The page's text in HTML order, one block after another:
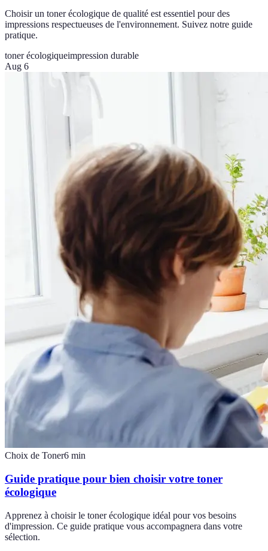
Choisir un toner écologique de qualité est essentiel pour des
impressions respectueuses de l'environnement. Suivez notre guide
pratique.
toner écologiqueimpression durable
Aug 6
Choix de Toner6 min
Guide pratique pour bien choisir votre toner
écologique
Apprenez à choisir le toner écologique idéal pour vos besoins
d'impression. Ce guide pratique vous accompagnera dans votre
sélection.